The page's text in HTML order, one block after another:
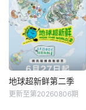
地球超新鲜第二季
更新至第20260806期